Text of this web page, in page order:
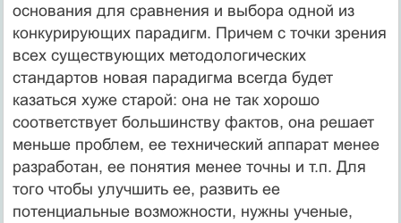
основания для сравнения и вы­бора одной из
конкурирующих парадигм. Причем с точки зрения
всех су­ществующих методологических
стандартов новая парадигма всегда будет
казаться хуже старой: она не так хорошо
соответствует большинству фак­тов, она решает
меньше проблем, ее технический аппарат менее
разработан, ее понятия менее точны и т.п. Для
того чтобы улучшить ее, развить ее
потенциальные возможности, нужны ученые,